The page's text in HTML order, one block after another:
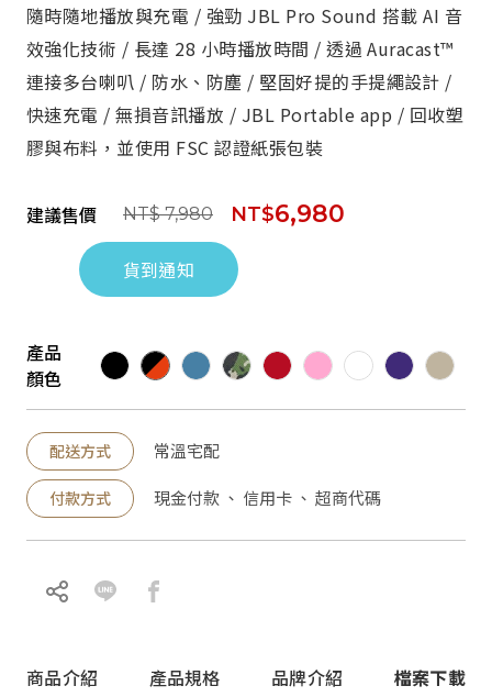
隨時隨地播放與充電 / 強勁 JBL Pro Sound 搭載 AI 音
效強化技術 / 長達 28 小時播放時間 / 透過 Auracast™
連接多台喇叭 / 防水、防塵 / 堅固好提的手提繩設計 /
快速充電 / 無損音訊播放 / JBL Portable app / 回收塑
膠與布料，並使用 FSC 認證紙張包裝
建議售價 NT$ 7,980 NT$6,980
貨到通知
產品
顏色
配送方式 常溫宅配
付款方式 現金付款 、 信用卡 、 超商代碼
商品介紹 產品規格 品牌介紹 檔案下載